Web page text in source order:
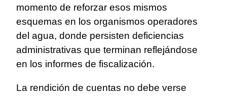
momento de reforzar esos mismos
esquemas en los organismos operadores
del agua, donde persisten deficiencias
administrativas que terminan reflejándose
en los informes de fiscalización.
La rendición de cuentas no debe verse